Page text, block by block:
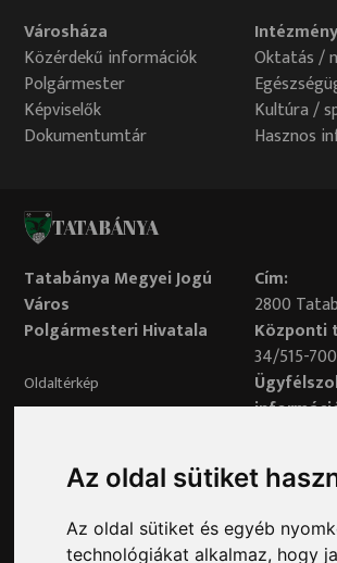
Az oldal sütiket
Az oldal sütiket és egyéb
technológiákat alkalmaz, hogy
Városháza
Közérdekű információk
Polgármester
Képviselők
Dokumentumtár
Oktatás /
Kultúra /
Hasznos
TATABÁNYA
Tatabánya Megyei Jogú
Város
Polgármesteri Hivatala
Oldaltérkép
Adatvédelem
Cím:
2800
Központi
34/515-700
34/515-799
Adatvédelmi tisztviselő elérhetősége: